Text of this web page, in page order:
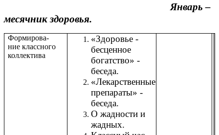
Январь –
месячник здоровья.
Формирова-
ние классного
коллектива
«Здоровье -
бесценное
богатство» -
беседа.
«Лекарственные
препараты» -
беседа.
О жадности и
жадных.